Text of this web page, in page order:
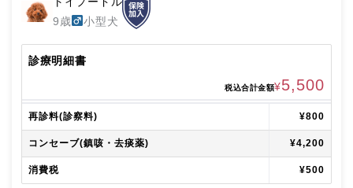
9歳
小型犬
診療明細書
税込合計金額¥5,500
再診料(診察料) ¥800
コンセーブ(鎮咳・去痰薬) ¥4,200
消費税 ¥500